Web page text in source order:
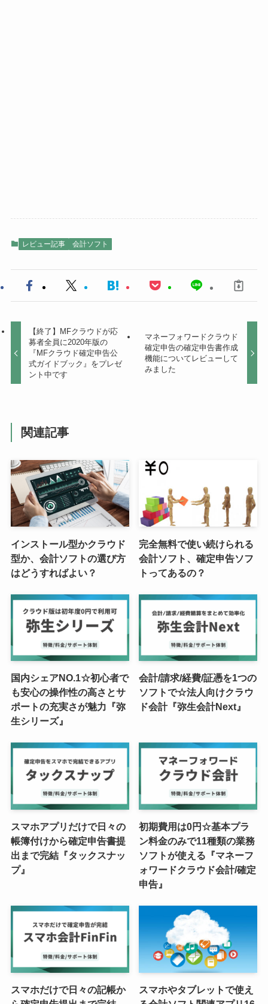
レビュー記事 会計ソフト
【終了】MFクラウドが応
募者全員に2020年版の
『MFクラウド確定申告公
式ガイドブック』をプレゼ
ント中です
マネーフォワードクラウド
確定申告の確定申告書作成
機能についてレビューして
みました
関連記事
インストール型かクラウド
型か、会計ソフトの選び方
はどうすればよい？
完全無料で使い続けられる
会計ソフト、確定申告ソフ
トってあるの？
国内シェアNO.1☆初心者で
も安心の操作性の高さとサ
ポートの充実さが魅力『弥
生シリーズ』
会計/請求/経費/証憑を1つの
ソフトで☆法人向けクラウ
ド会計『弥生会計Next』
スマホアプリだけで日々の
帳簿付けから確定申告書提
出まで完結『タックスナッ
プ』
初期費用は0円☆基本プラ
ン料金のみで11種類の業務
ソフトが使える『マネーフ
ォワードクラウド会計/確定
申告』
スマホだけで日々の記帳か
スマホやタブレットで使え